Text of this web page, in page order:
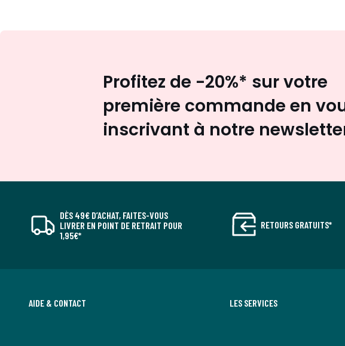
Profitez de -20%* sur votre
première commande en
inscrivant à notre
DÈS 49€ D’ACHAT, FAITES-VOUS
LIVRER EN POINT DE RETRAIT POUR
1,95€*
RETOURS GRATUITS*
AIDE & CONTACT LES SERVICES